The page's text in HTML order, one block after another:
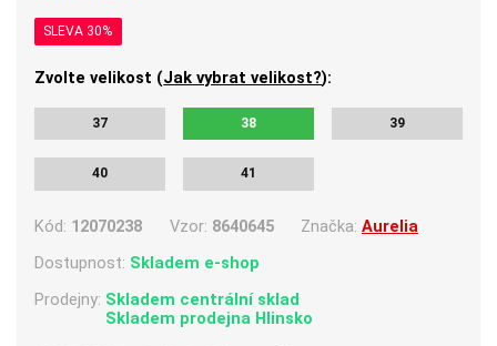
SLEVA 30%
Zvolte velikost (Jak vybrat velikost?):
37 38 39
40 41
Kód: 12070238 Vzor: 8640645 Značka: Aurelia
Dostupnost: Skladem e-shop
Prodejny: Skladem centrální sklad
Skladem prodejna Hlinsko